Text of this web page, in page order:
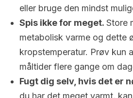
eller bruge den mindst
Spis ikke for meget. Store
metabolisk varme og dette
kropstemperatur. Prøv kun
måltider flere gange om
Fugt dig selv, hvis det er
du har det meget varmt,